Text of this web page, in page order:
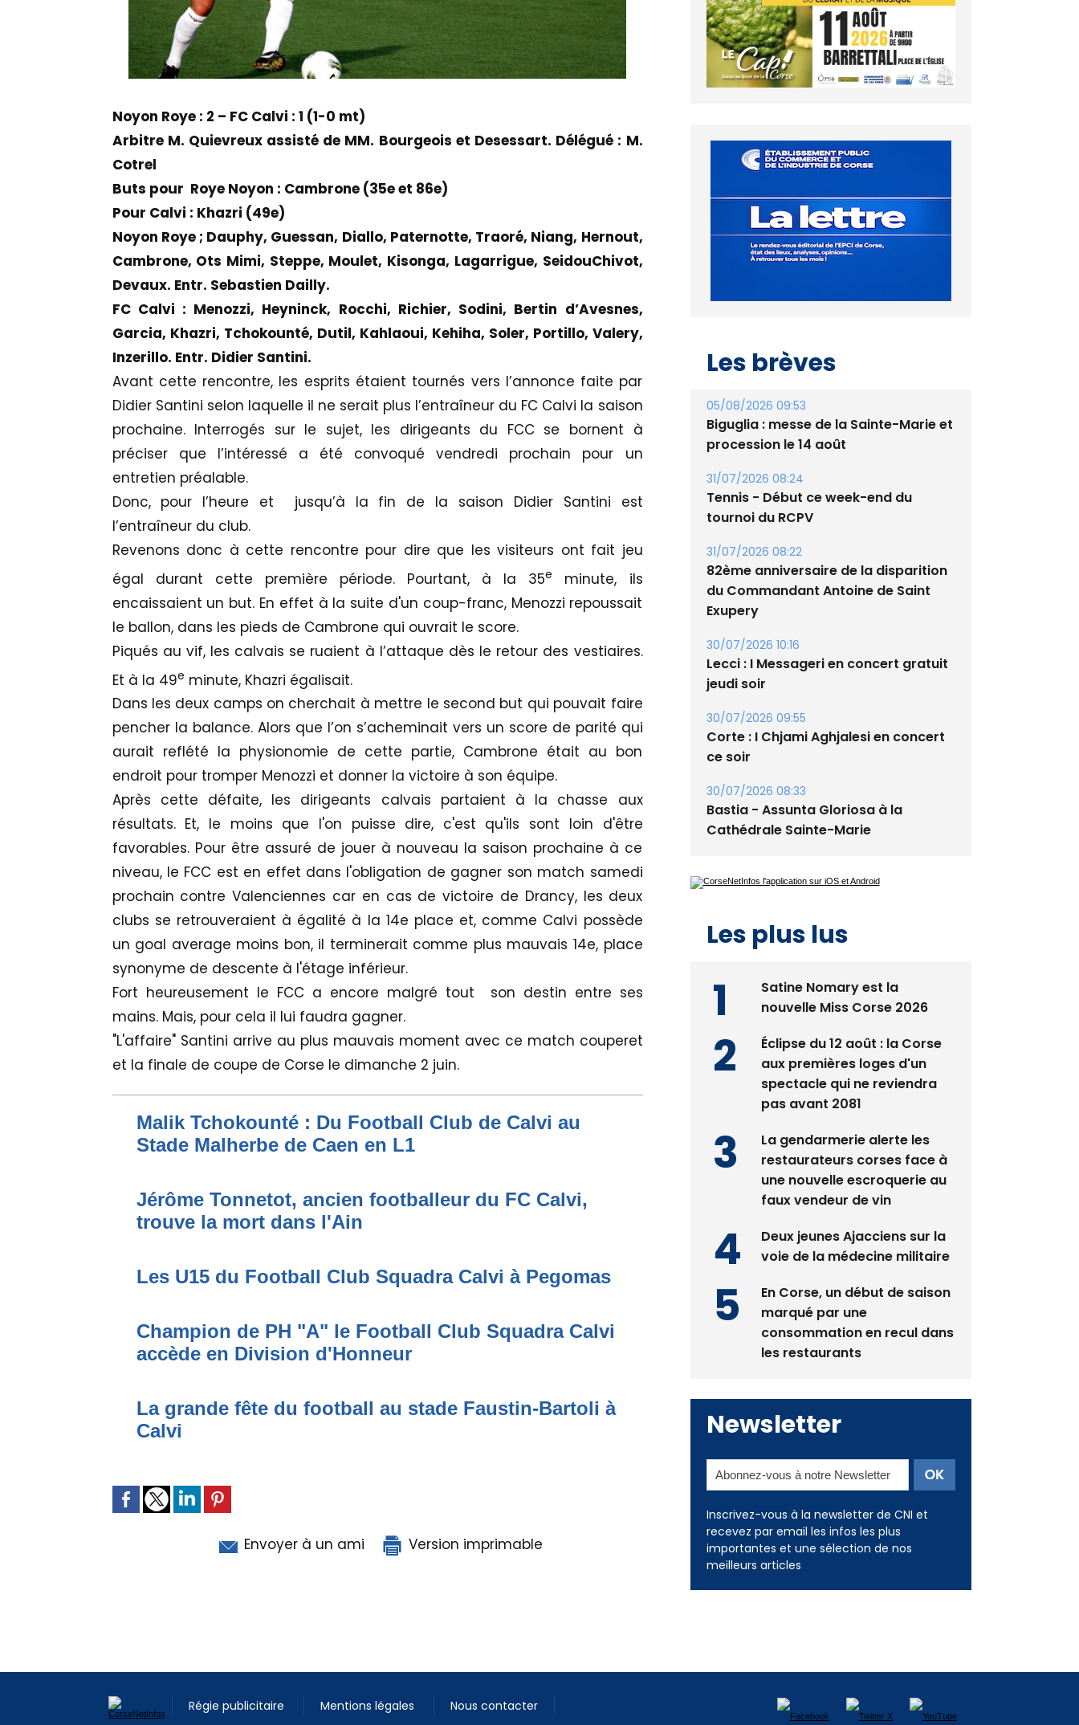
Noyon Roye : 2 – FC Calvi : 1 (1-0 mt)
Arbitre M. Quievreux assisté de MM. Bourgeois et Desessart. Délégué : M.
Cotrel
Buts pour Roye Noyon : Cambrone (35e et 86e)
Pour Calvi : Khazri (49e)
Noyon Roye ; Dauphy, Guessan, Diallo, Paternotte, Traoré, Niang, Hernout,
Cambrone, Ots Mimi, Steppe, Moulet, Kisonga, Lagarrigue, SeidouChivot,
Devaux. Entr. Sebastien Dailly.
FC Calvi : Menozzi, Heyninck, Rocchi, Richier, Sodini, Bertin d’Avesnes,
Garcia, Khazri, Tchokounté, Dutil, Kahlaoui, Kehiha, Soler, Portillo, Valery,
Inzerillo. Entr. Didier Santini.
Avant cette rencontre, les esprits étaient tournés vers l’annonce faite par
Didier Santini selon laquelle il ne serait plus l’entraîneur du FC Calvi la saison
prochaine. Interrogés sur le sujet, les dirigeants du FCC se bornent à
préciser que l’intéressé a été convoqué vendredi prochain pour un
entretien préalable.
Donc, pour l’heure et jusqu’à la fin de la saison Didier Santini est
l’entraîneur du club.
Revenons donc à cette rencontre pour dire que les visiteurs ont fait jeu
égal durant cette première période. Pourtant, à la 35e
minute, ils
encaissaient un but. En effet à la suite d'un coup-franc, Menozzi repoussait
le ballon, dans les pieds de Cambrone qui ouvrait le score.
Piqués au vif, les calvais se ruaient à l’attaque dès le retour des vestiaires.
Et à la 49e minute, Khazri égalisait.
Dans les deux camps on cherchait à mettre le second but qui pouvait faire
pencher la balance. Alors que l’on s’acheminait vers un score de parité qui
aurait reflété la physionomie de cette partie, Cambrone était au bon
endroit pour tromper Menozzi et donner la victoire à son équipe.
Après cette défaite, les dirigeants calvais partaient à la chasse aux
résultats. Et, le moins que l'on puisse dire, c'est qu'ils sont loin d'être
favorables. Pour être assuré de jouer à nouveau la saison prochaine à ce
niveau, le FCC est en effet dans l'obligation de gagner son match samedi
prochain contre Valenciennes car en cas de victoire de Drancy, les deux
clubs se retrouveraient à égalité à la 14e place et, comme Calvi possède
un goal average moins bon, il terminerait comme plus mauvais 14e, place
synonyme de descente à l'étage inférieur.
Fort heureusement le FCC a encore malgré tout son destin entre ses
mains. Mais, pour cela il lui faudra gagner.
"L'affaire" Santini arrive au plus mauvais moment avec ce match couperet
et la finale de coupe de Corse le dimanche 2 juin.
Malik Tchokounté : Du Football Club de Calvi au
Stade Malherbe de Caen en L1
Jérôme Tonnetot, ancien footballeur du FC Calvi,
trouve la mort dans l'Ain
Les U15 du Football Club Squadra Calvi à Pegomas
Champion de PH "A" le Football Club Squadra Calvi
accède en Division d'Honneur
La grande fête du football au stade Faustin-Bartoli à
Calvi
Envoyer à un ami Version imprimable
Les brèves
05/08/2026 09:53
Biguglia : messe de la Sainte-Marie et
procession le 14 août
31/07/2026 08:24
Tennis - Début ce week-end du
tournoi du RCPV
31/07/2026 08:22
82ème anniversaire de la disparition
du Commandant Antoine de Saint
Exupery
30/07/2026 10:16
Lecci : I Messageri en concert gratuit
jeudi soir
30/07/2026 09:55
Corte : I Chjami Aghjalesi en concert
ce soir
30/07/2026 08:33
Bastia - Assunta Gloriosa à la
Cathédrale Sainte-Marie
Les plus lus
Satine Nomary est la
nouvelle Miss Corse 2026
Éclipse du 12 août : la Corse
aux premières loges d'un
spectacle qui ne reviendra
pas avant 2081
La gendarmerie alerte les
restaurateurs corses face à
une nouvelle escroquerie au
faux vendeur de vin
Deux jeunes Ajacciens sur la
voie de la médecine militaire
En Corse, un début de saison
marqué par une
consommation en recul dans
les restaurants
Newsletter
Inscrivez-vous à la newsletter de CNI et
recevez par email les infos les plus
importantes et une sélection de nos
meilleurs articles
Régie publicitaire Mentions légales Nous contacter